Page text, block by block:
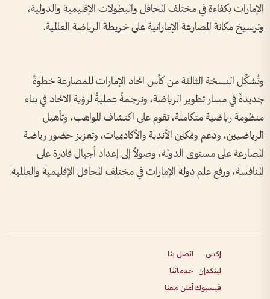
الإمارات بكفاءة في مختلف المحافل والبطولات الإقليمية والدولية،
وترسيخ مكانة المصارعة الإماراتية على خريطة الرياضة العالمية.
وتُشكِّل النسخة الثالثة من كأس اتحاد الإمارات للمصارعة خطوةً
جديدةً في مسار تطوير الرياضة، وترجمةً عمليةً لرؤية الاتحاد في بناء
منظومة رياضية متكاملة، تقوم على اكتشاف المواهب، وتأهيل
الرياضيين، ودعم وتمكين الأندية والأكاديميات، وتعزيز حضور رياضة
المصارعة على مستوى الدولة، وصولاً إلى إعداد أجيال قادرة على
المنافسة، ورفع علم دولة الإمارات في مختلف المحافل الإقليمية والعالمية.
إكس
لينكدإن
فيسبوك
اتصل بنا
خدماتنا
أعلن معنا